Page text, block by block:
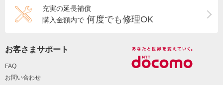
充実の延長補償
購入金額内で 何度でも修理OK
お客さまサポート
FAQ
お問い合わせ